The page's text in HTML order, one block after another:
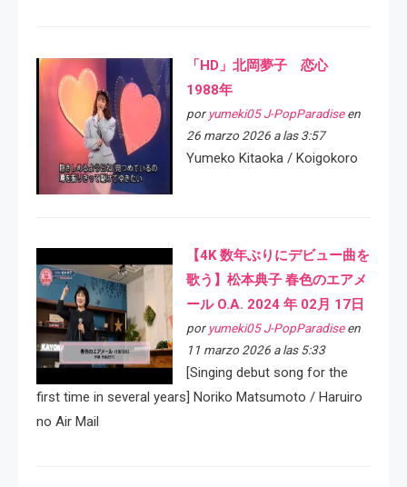
「HD」北岡夢子 恋心
1988年
por yumeki05 J-PopParadiseen
26 marzo 2026 a las 3:57
Yumeko Kitaoka / Koigokoro
【4K 数年ぶりにデビュー曲を
歌う】松本典子 春色のエアメ
ール O.A. 2024 年 02月 17日
por yumeki05 J-PopParadiseen
11 marzo 2026 a las 5:33
[Singing debut song for the
first time in several years] Noriko Matsumoto / Haruiro
no Air Mail